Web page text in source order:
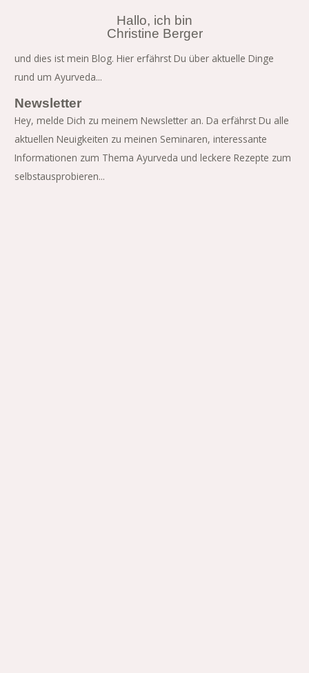
Hallo, ich bin
Christine Berger
und dies ist mein Blog. Hier erfährst Du über aktuelle Dinge
rund um Ayurveda...
Newsletter
Hey, melde Dich zu meinem Newsletter an. Da erfährst Du alle
aktuellen Neuigkeiten zu meinen Seminaren, interessante
Informationen zum Thema Ayurveda und leckere Rezepte zum
selbstausprobieren...